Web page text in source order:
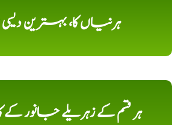
ہرنیاں کا، بہترین
ہر قسم کے زہریلے جانور کے